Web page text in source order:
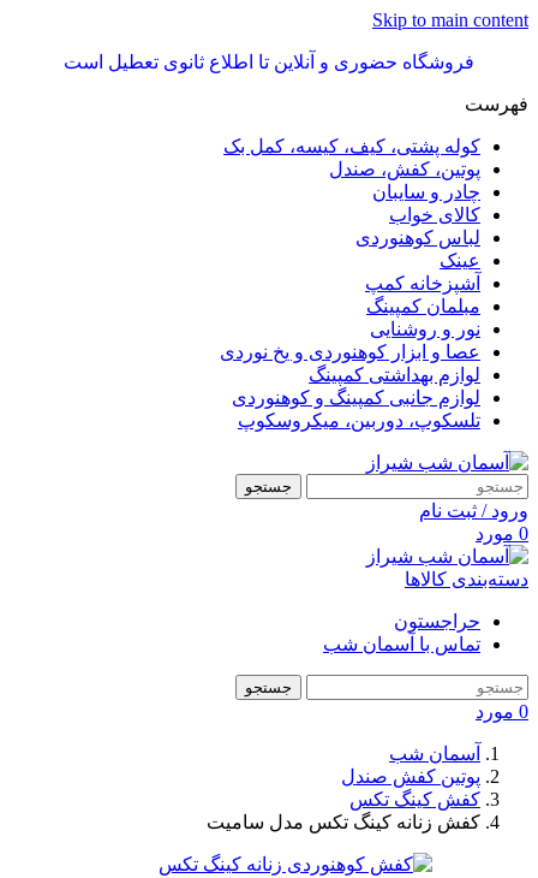
Skip to main content
فروشگاه حضوری و آنلاین تا اطلاع ثانوی تعطیل است
فهرست
کوله پشتی، کیف، کیسه، کمل بک
پوتین، کفش، صندل
چادر و سایبان
کالای خواب
لباس کوهنوردی
عینک
آشپزخانه کمپ
مبلمان کمپینگ
نور و روشنایی
عصا و ابزار کوهنوردی و یخ نوردی
لوازم بهداشتی کمپینگ
لوازم جانبی کمپینگ و کوهنوردی
تلسکوپ، دوربین، میکروسکوپ
جستجو
ورود / ثبت نام
0 مورد
دسته‌بندی کالاها
حراجستون
تماس با آسمان شب
جستجو
0 مورد
آسمان شب
پوتین کفش صندل
کفش کینگ تکس
کفش زنانه کینگ تکس مدل سامیت